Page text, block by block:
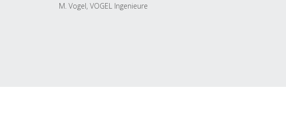
M. Vogel, VOGEL Ingenieure